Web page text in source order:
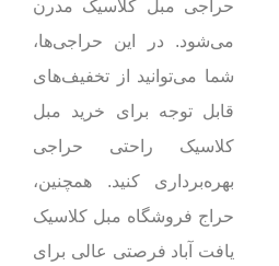
حراجی مبل کلاسیک مدرن
می‌شود. در این حراجی‌ها،
شما می‌توانید از تخفیف‌های
قابل توجه برای خرید مبل
کلاسیک راحتی حراجی
بهره‌برداری کنید. همچنین،
حراج فروشگاه مبل کلاسیک
یافت آباد فرصتی عالی برای